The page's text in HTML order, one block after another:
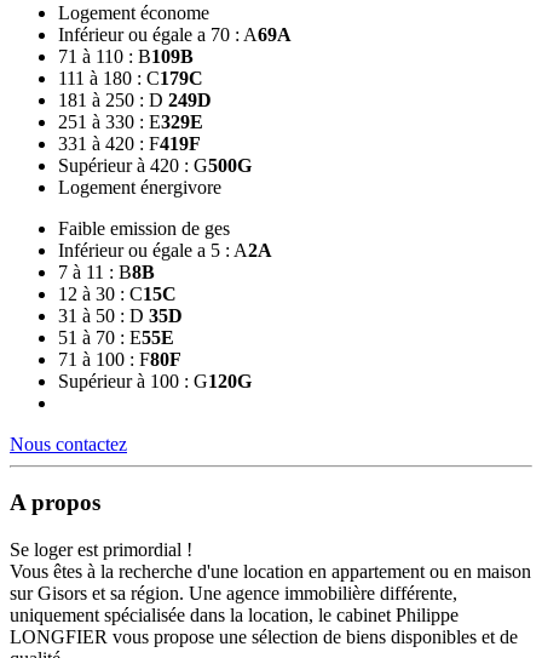
Logement économe
Inférieur ou égale a 70 : A69A
71 à 110 : B109B
111 à 180 : C179C
181 à 250 : D 249D
251 à 330 : E329E
331 à 420 : F419F
Supérieur à 420 : G500G
Logement énergivore
Faible emission de ges
Inférieur ou égale a 5 : A2A
7 à 11 : B8B
12 à 30 : C15C
31 à 50 : D 35D
51 à 70 : E55E
71 à 100 : F80F
Supérieur à 100 : G120G
Nous contactez
A propos
Se loger est primordial !
Vous êtes à la recherche d'une location en appartement ou en maison
sur Gisors et sa région. Une agence immobilière différente,
uniquement spécialisée dans la location, le cabinet Philippe
LONGFIER vous propose une sélection de biens disponibles et de